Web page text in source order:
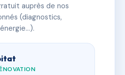
auprès de nos
(diagnostics,